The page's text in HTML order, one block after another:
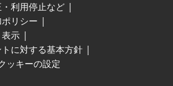
利用停止など
リシー
示
に対する基本方針
ッキーの設定